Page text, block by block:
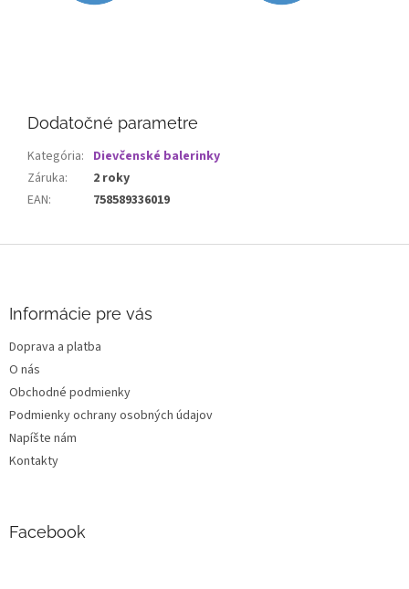
Dodatočné parametre
Kategória: Dievčenské balerinky
Záruka:
2 roky
EAN: 758589336019
e
Informácie pre vás
Doprava a platba
O nás
Obchodné podmienky
Podmienky ochrany osobných údajov
Napíšte nám
Kontakty
Facebook